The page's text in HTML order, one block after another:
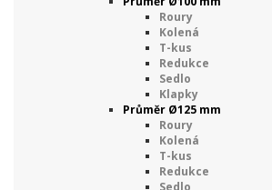
Roury
Kolená
T-kus
Redukce
Sedlo
Klapky
Průměr Ø125 mm
Roury
Kolená
T-kus
Redukce
Sedlo